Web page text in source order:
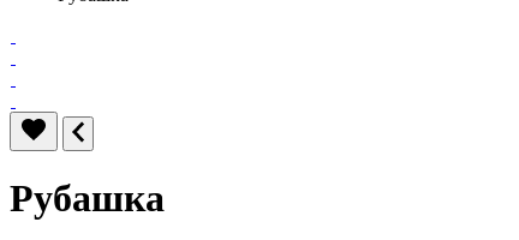
Рубашка